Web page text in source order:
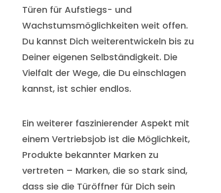
Türen für Aufstiegs- und
Wachstumsmöglichkeiten weit offen.
Du kannst Dich weiterentwickeln bis zu
Deiner eigenen Selbständigkeit. Die
Vielfalt der Wege, die Du einschlagen
kannst, ist schier endlos.
Ein weiterer faszinierender Aspekt mit
einem Vertriebsjob ist die Möglichkeit,
Produkte bekannter Marken zu
vertreten – Marken, die so stark sind,
dass sie die Türöffner für Dich sein